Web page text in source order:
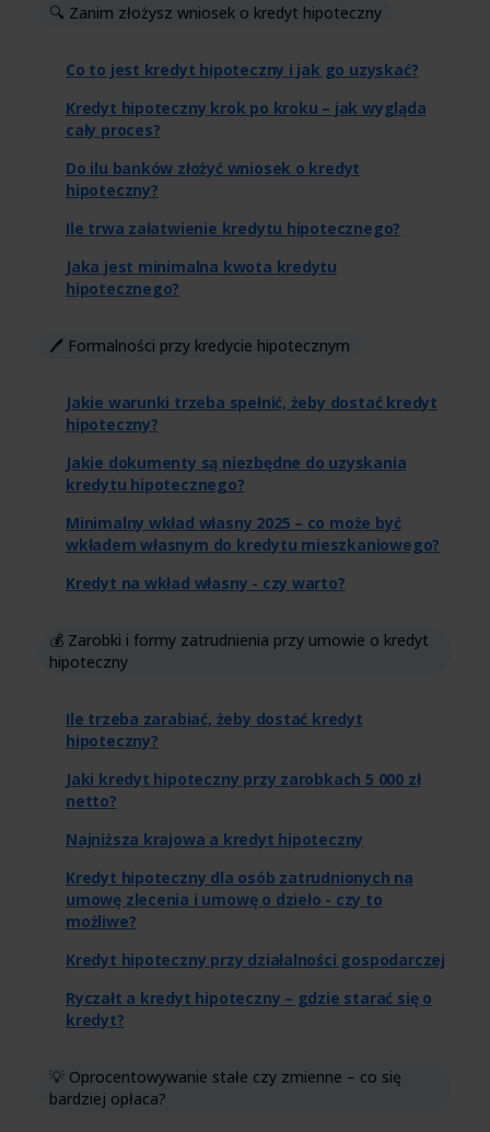
🔍 Zanim złożysz wniosek o kredyt hipoteczny
Co to jest kredyt hipoteczny i jak go uzyskać?
Kredyt hipoteczny krok po kroku – jak wygląda
cały proces?
Do ilu banków złożyć wniosek o kredyt
hipoteczny?
Ile trwa załatwienie kredytu hipotecznego?
Jaka jest minimalna kwota kredytu
hipotecznego?
🖊️ Formalności przy kredycie hipotecznym
Jakie warunki trzeba spełnić, żeby dostać kredyt
hipoteczny?
Jakie dokumenty są niezbędne do uzyskania
kredytu hipotecznego?
Minimalny wkład własny 2025 – co może być
wkładem własnym do kredytu mieszkaniowego?
Kredyt na wkład własny - czy warto?
💰 Zarobki i formy zatrudnienia przy umowie o kredyt
hipoteczny
Ile trzeba zarabiać, żeby dostać kredyt
hipoteczny?
Jaki kredyt hipoteczny przy zarobkach 5 000 zł
netto?
Najniższa krajowa a kredyt hipoteczny
Kredyt hipoteczny dla osób zatrudnionych na
umowę zlecenia i umowę o dzieło - czy to
możliwe?
Kredyt hipoteczny przy działalności gospodarczej
Ryczałt a kredyt hipoteczny – gdzie starać się o
kredyt?
💡 Oprocentowywanie stałe czy zmienne – co się
bardziej opłaca?